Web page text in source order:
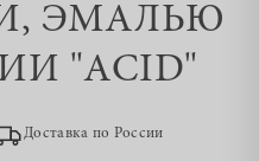
ЭМАЛЬЮ
"ACID"
Доставка по России